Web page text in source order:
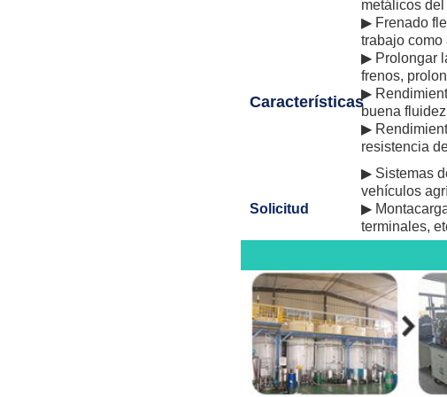
Características
metálicos
▶ Frenado
trabajo como
▶ Prolongar
frenos,
▶
buena
▶
resistencia
Solicitud
▶ Sistemas
vehículos
▶
terminales,